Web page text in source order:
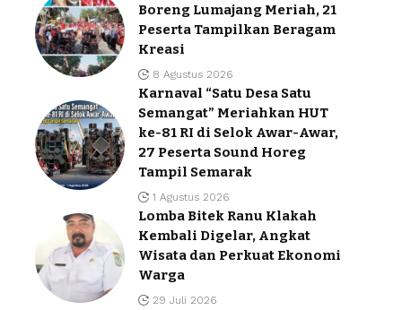
Boreng Lumajang Meriah, 21
Peserta Tampilkan Beragam
Kreasi
8 Agustus 2026
Karnaval “Satu Desa Satu
Semangat” Meriahkan HUT
ke-81 RI di Selok Awar-Awar,
27 Peserta Sound Horeg
Tampil Semarak
1 Agustus 2026
Lomba Bitek Ranu Klakah
Kembali Digelar, Angkat
Wisata dan Perkuat Ekonomi
Warga
29 Juli 2026